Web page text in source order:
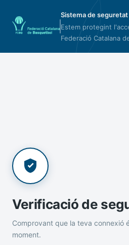
Sistema de seguretat
Estem protegint
Federació Catalana
Verificació de
Comprovant que la teva connexió
moment.